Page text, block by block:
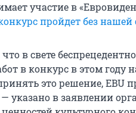
участие в
пройдет без нашей
в свете
в конкурс в этом году
это решение, EBU
указано в заявлении